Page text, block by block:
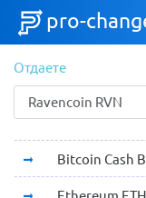
pro-
Отдаете
Bitcoin Cash